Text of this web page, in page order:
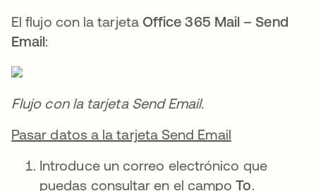
El flujo con la tarjeta Office 365 Mail – Send
Email:
Flujo con la tarjeta Send Email.
Pasar datos a la tarjeta Send Email
Introduce un correo electrónico que
puedas consultar en el campoTo.